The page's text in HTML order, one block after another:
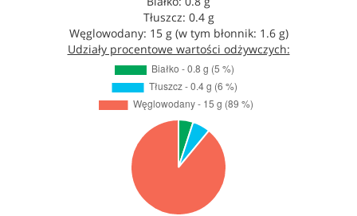
Tłuszcz: 0.4 g
Węglowodany: 15 g (w tym błonnik: 1.6 g)
Udziały procentowe wartości odżywczych: